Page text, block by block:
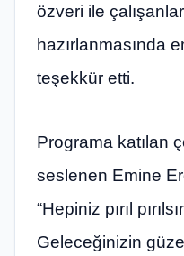
özveri ile
hazırlanmasında
teşekkür etti.
Programa katılan
seslenen Emine
“Hepiniz pırıl
Geleceğinizin